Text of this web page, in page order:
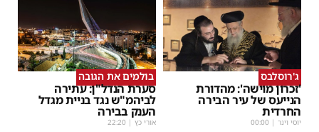
ג'רוסלבס
'זכרון מוישה': מהדורת
הנייעס של עיר הבירה
החרדית
יוסי וינר |
00:00
בולמים את הגובה
סערת הנדל"ן: עתירה
לביהמ"ש נגד בניית מגדל
הענק בבירה
אורי כץ |
22:20